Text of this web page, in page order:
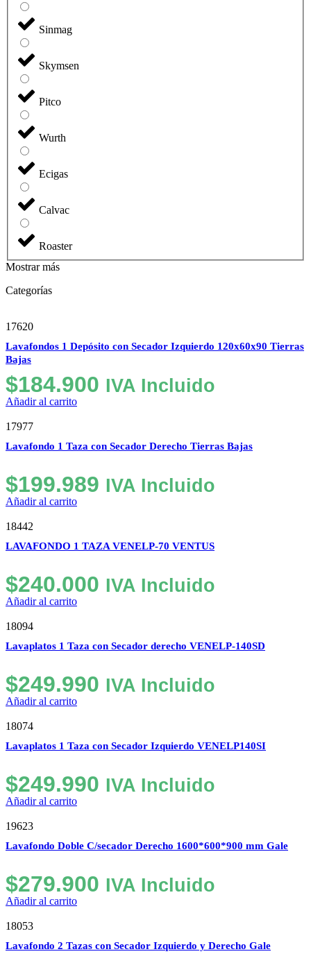
Sinmag
Skymsen
Pitco
Wurth
Ecigas
Calvac
Roaster
Mostrar más
Categorías
17620
Lavafondos 1 Depósito con Secador Izquierdo 120x60x90 Tierras
Bajas
$184.900 IVA Incluido
Añadir al carrito
17977
Lavafondo 1 Taza con Secador Derecho Tierras Bajas
$199.989 IVA Incluido
Añadir al carrito
18442
LAVAFONDO 1 TAZA VENELP-70 VENTUS
$240.000 IVA Incluido
Añadir al carrito
18094
Lavaplatos 1 Taza con Secador derecho VENELP-140SD
$249.990 IVA Incluido
Añadir al carrito
18074
Lavaplatos 1 Taza con Secador Izquierdo VENELP140SI
$249.990 IVA Incluido
Añadir al carrito
19623
Lavafondo Doble C/secador Derecho 1600*600*900 mm Gale
$279.900 IVA Incluido
Añadir al carrito
18053
Lavafondo 2 Tazas con Secador Izquierdo y Derecho Gale